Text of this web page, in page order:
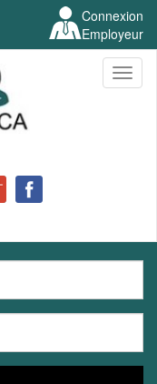
Connexion
Employeur